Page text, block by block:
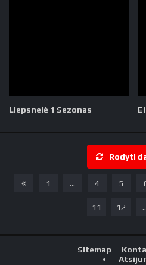
Liepsnelė 1 Sezonas
Rodyti
1 ... 4 5
11 12
Sitemap